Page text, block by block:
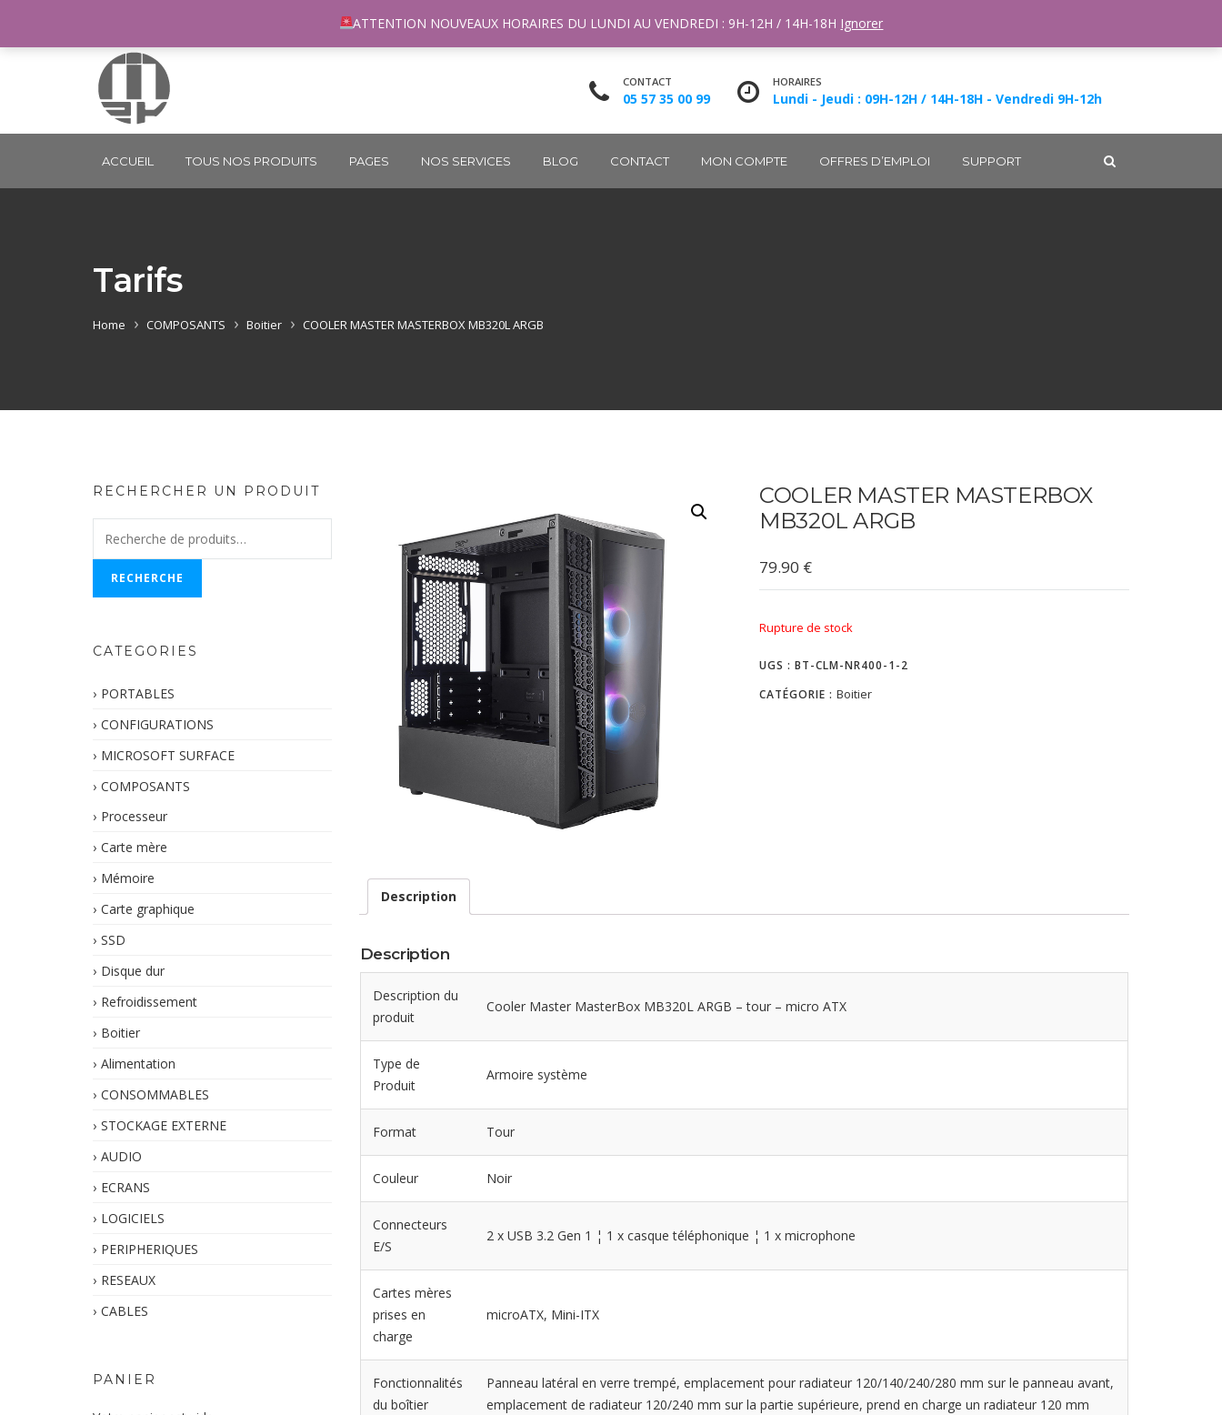
96 rue du Général Margueritte 33400 TALENCE contact@m2k.fr
CONTACT
05 57 35 00 99
HORAIRES
Lundi - Jeudi : 09H-12H / 14H-18H - Vendredi 9H-12h
ACCUEIL TOUS NOS PRODUITS PAGES NOS SERVICES BLOG CONTACT MON COMPTE OFFRES D’EMPLOI SUPPORT
Tarifs
Home COMPOSANTS Boitier COOLER MASTER MASTERBOX MB320L ARGB
COOLER MASTER MASTERBOX
MB320L ARGB
79.90 €
Rupture de stock
UGS :BT-CLM-NR400-1-2
CATÉGORIE :Boitier
Description
Description
Description du
produit
Cooler Master MasterBox MB320L ARGB – tour – micro ATX
Type de
Produit
Armoire système
Format Tour
Couleur Noir
Connecteurs
E/S
2 x USB 3.2 Gen 1 ¦ 1 x casque téléphonique ¦ 1 x microphone
Cartes mères
prises en
charge
microATX, Mini-ITX
Fonctionnalités
du boîtier
Panneau latéral en verre trempé, emplacement pour radiateur 120/140/240/280 mm sur le panneau avant,
emplacement de radiateur 120/240 mm sur la partie supérieure, prend en charge un radiateur 120 mm
RECHERCHER UN PRODUIT
RECHERCHE
CATEGORIES
PORTABLES
CONFIGURATIONS
MICROSOFT SURFACE
COMPOSANTS
Processeur
Carte mère
Mémoire
Carte graphique
SSD
Disque dur
Refroidissement
Boitier
Alimentation
CONSOMMABLES
STOCKAGE EXTERNE
AUDIO
ECRANS
LOGICIELS
PERIPHERIQUES
RESEAUX
CABLES
PANIER
ATTENTION NOUVEAUX HORAIRES DU LUNDI AU VENDREDI : 9H-12H / 14H-18H Ignorer